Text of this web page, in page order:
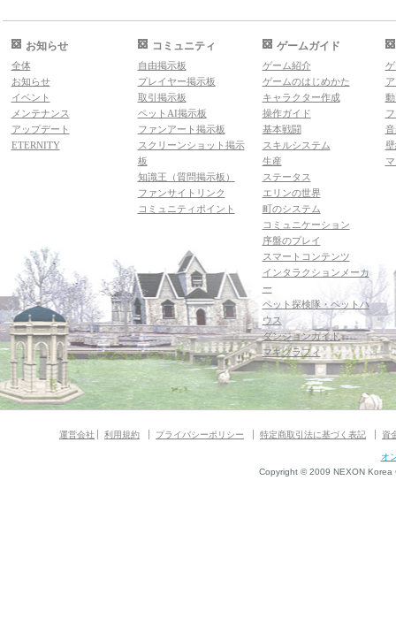
お知らせ
全体
お知らせ
イベント
メンテナンス
アップデート
ETERNITY
コミュニティ
自由掲示板
プレイヤー掲示板
取引掲示板
ペットAI掲示板
ファンアート掲示板
スクリーンショット掲示
板
知識王（質問掲示板）
ファンサイトリンク
コミュニティポイント
ゲームガイド
ゲーム紹介
ゲームのはじめかた
キャラクター作成
操作ガイド
基本戦闘
スキルシステム
生産
ステータス
エリンの世界
町のシステム
コミュニケーション
序盤のプレイ
スマートコンテンツ
インタラクションメーカ
ー
ペット探検隊・ペットハ
ウス
ダンジョンガイド
マギグラフィ
運営会社 利用規約 プライバシーポリシー 特定商取引法に基づく表記 資
オ
Copyright © 2009 NEXON Korea